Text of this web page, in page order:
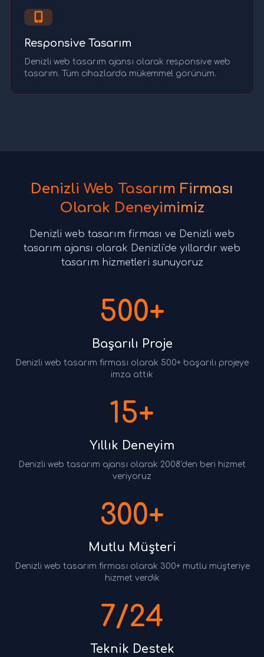
Responsive Tasarım
Denizli web tasarım ajansı olarak responsive web
tasarım. Tüm cihazlarda mükemmel görünüm.
Denizli Web Tasarım Firması
Olarak Deneyimimiz
Denizli web tasarım firması ve Denizli web
tasarım ajansı olarak Denizli'de yıllardır web
tasarım hizmetleri sunuyoruz
500+
Başarılı Proje
Denizli web tasarım firması olarak 500+ başarılı projeye
imza attık
15+
Yıllık Deneyim
Denizli web tasarım ajansı olarak 2008'den beri hizmet
veriyoruz
300+
Mutlu Müşteri
Denizli web tasarım firması olarak 300+ mutlu müşteriye
hizmet verdik
7/24
Teknik Destek